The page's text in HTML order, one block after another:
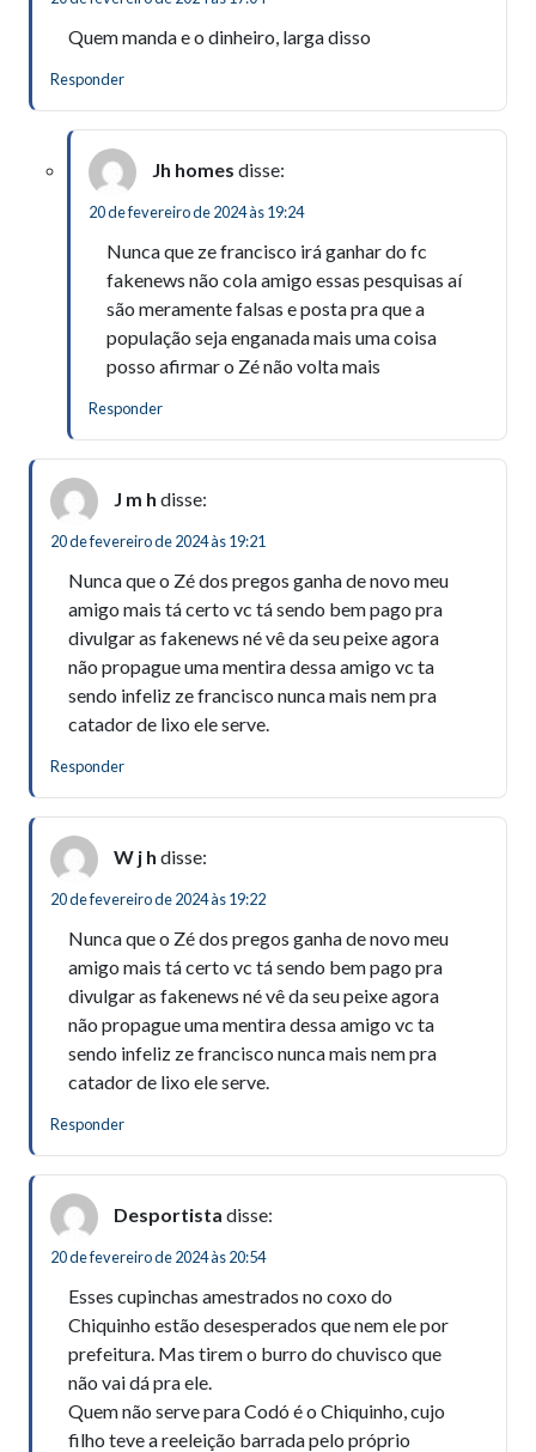
Quem manda e o dinheiro, larga disso
Responder
Jh homes disse:
20 de fevereiro de 2024 às 19:24
Nunca que ze francisco irá ganhar do fc
fakenews não cola amigo essas pesquisas aí
são meramente falsas e posta pra que a
população seja enganada mais uma coisa
posso afirmar o Zé não volta mais
Responder
J m h disse:
20 de fevereiro de 2024 às 19:21
Nunca que o Zé dos pregos ganha de novo meu
amigo mais tá certo vc tá sendo bem pago pra
divulgar as fakenews né vê da seu peixe agora
não propague uma mentira dessa amigo vc ta
sendo infeliz ze francisco nunca mais nem pra
catador de lixo ele serve.
Responder
W j h disse:
20 de fevereiro de 2024 às 19:22
Nunca que o Zé dos pregos ganha de novo meu
amigo mais tá certo vc tá sendo bem pago pra
divulgar as fakenews né vê da seu peixe agora
não propague uma mentira dessa amigo vc ta
sendo infeliz ze francisco nunca mais nem pra
catador de lixo ele serve.
Responder
Desportista disse:
20 de fevereiro de 2024 às 20:54
Esses cupinchas amestrados no coxo do
Chiquinho estão desesperados que nem ele por
prefeitura. Mas tirem o burro do chuvisco que
não vai dá pra ele.
Quem não serve para Codó é o Chiquinho, cujo
filho teve a reeleição barrada pelo próprio